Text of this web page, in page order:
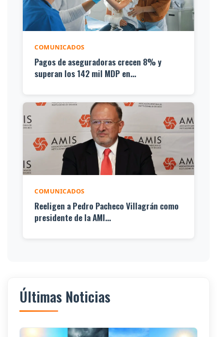
COMUNICADOS
Pagos de aseguradoras crecen 8% y
superan los 142 mil MDP en...
COMUNICADOS
Reeligen a Pedro Pacheco Villagrán como
presidente de la AMI...
Últimas Noticias